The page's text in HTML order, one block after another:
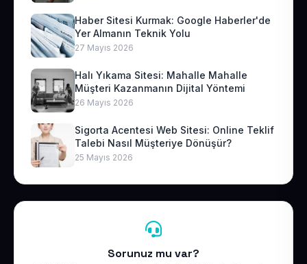
Haber Sitesi Kurmak: Google Haberler'de
Yer Almanın Teknik Yolu
27 Mayıs 2026
Halı Yıkama Sitesi: Mahalle Mahalle
Müşteri Kazanmanın Dijital Yöntemi
26 Mayıs 2026
Sigorta Acentesi Web Sitesi: Online Teklif
Talebi Nasıl Müşteriye Dönüşür?
25 Mayıs 2026
Sorunuz mu var?